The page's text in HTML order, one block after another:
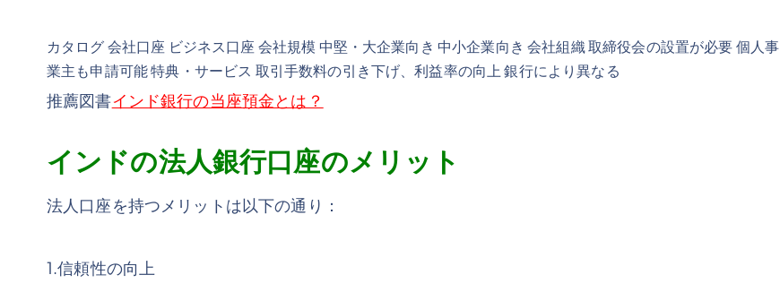
カタログ 会社口座 ビジネス口座 会社規模 中堅・大企業向き 中小企業向き 会社組織 取締役会の設置が必要 個人事
業主も申請可能 特典・サービス 取引手数料の引き下げ、利益率の向上 銀行により異なる
推薦図書インド銀行の当座預金とは？
インドの法人銀行口座のメリット
法人口座を持つメリットは以下の通り：
1.信頼性の向上